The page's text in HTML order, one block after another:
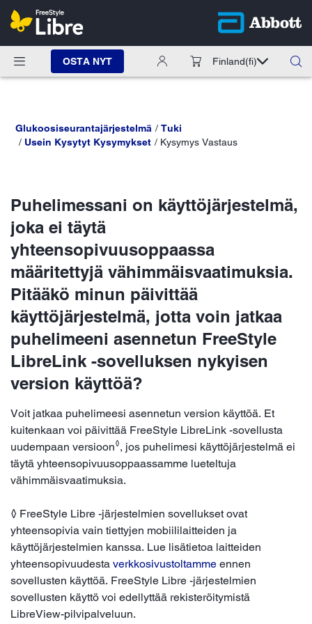
OSTA NYT Finland(fi)
Glukoosiseurantajärjestelmä
Tuki
Usein Kysytyt Kysymykset
Kysymys Vastaus
Puhelimessani on käyttöjärjestelmä,
joka ei täytä
yhteensopivuusoppaassa
määritettyjä vähimmäisvaatimuksia.
Pitääkö minun päivittää
käyttöjärjestelmä, jotta voin jatkaa
puhelimeeni asennetun FreeStyle
LibreLink -sovelluksen nykyisen
version käyttöä?
Voit jatkaa puhelimeesi asennetun version käyttöä. Et
kuitenkaan voi päivittää FreeStyle LibreLink -sovellusta
uudempaan versioon◊, jos puhelimesi käyttöjärjestelmä ei
täytä yhteensopivuusoppaassamme lueteltuja
vähimmäisvaatimuksia.
◊ FreeStyle Libre -järjestelmien sovellukset ovat
yhteensopivia vain tiettyjen mobiililaitteiden ja
käyttöjärjestelmien kanssa. Lue lisätietoa laitteiden
yhteensopivuudesta verkkosivustoltamme ennen
sovellusten käyttöä. FreeStyle Libre -järjestelmien
sovellusten käyttö voi edellyttää rekisteröitymistä
LibreView-pilvipalveluun.